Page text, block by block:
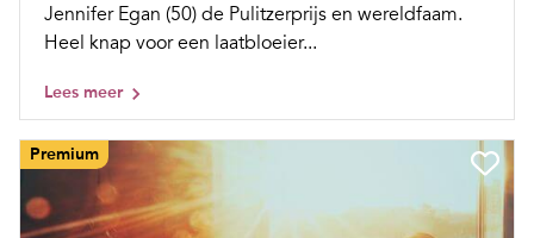
Jennifer Egan (50) de Pulitzerprijs en wereldfaam.
Heel knap voor een laatbloeier...
Lees meer
Premium